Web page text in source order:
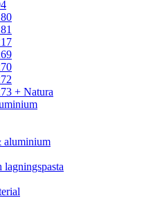
+ Natura
aluminium